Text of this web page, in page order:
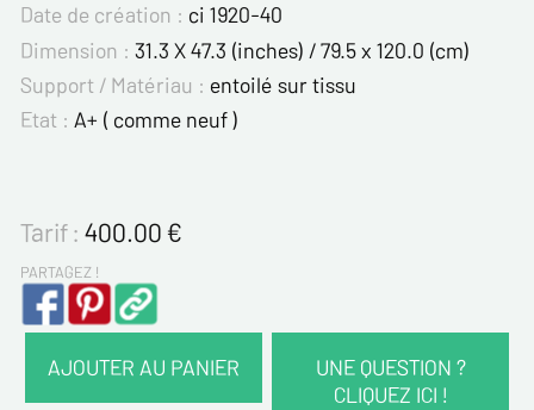
Date de création : ci 1920-40
Dimension : 31.3 X 47.3 (inches) / 79.5 x 120.0 (cm)
Support / Matériau : entoilé sur tissu
Etat : A+ ( comme neuf )
Tarif : 400.00€
PARTAGEZ !
AJOUTER AU PANIER
UNE QUESTION ?
CLIQUEZ ICI !